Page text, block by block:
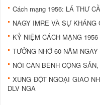
Cách mạng 1956: LÁ THƯ
NAGY IMRE VÀ SỰ
KỶ NIỆM CÁCH MẠNG
TƯỞNG NHỚ 60 NĂM
NÓI CÀN BÊNH CỘNG
XUNG ĐỘT NGOẠI GIAO
DLV NGA